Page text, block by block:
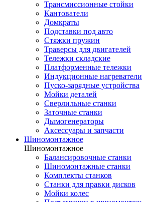
Трансмиссионные стойки
Кантователи
Домкраты
Подставки под авто
Стяжки пружин
Траверсы для двигателей
Тележки складские
Платформенные тележки
Индукционные нагреватели
Пуско-зарядные устройства
Мойки деталей
Сверлильные станки
Заточные станки
Дымогенераторы
Аксессуары и запчасти
Шиномонтажное
Шиномонтажное
Балансировочные станки
Шиномонтажные станки
Комплекты станков
Станки для правки дисков
Мойки колес